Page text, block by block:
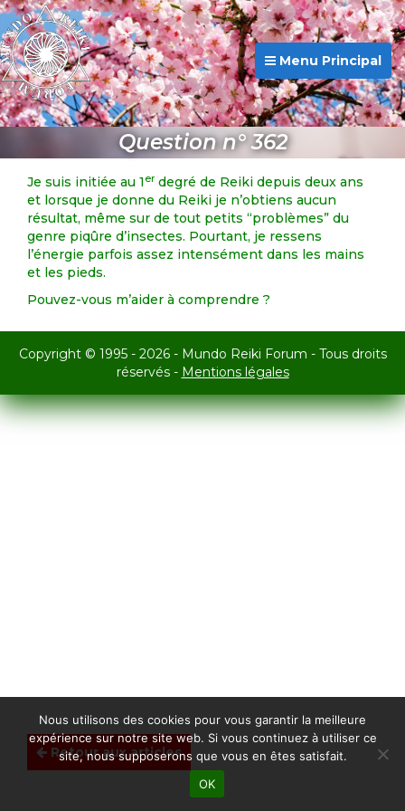
Menu Principal
Question n° 362
Retour aux articles
Je suis initiée au 1er degré de Reiki depuis deux ans
et lorsque je donne du Reiki je n’obtiens aucun
résultat, même sur de tout petits “problèmes” du
genre piqûre d’insectes. Pourtant, je ressens
l’énergie parfois assez intensément dans les mains
et les pieds.
Pouvez-vous m’aider à comprendre ?
Copyright © 1995 - 2026 - Mundo Reiki Forum - Tous droits
réservés - Mentions légales
Nous utilisons des cookies pour vous garantir la meilleure
expérience sur notre site web. Si vous continuez à utiliser ce
site, nous supposerons que vous en êtes satisfait.
OK